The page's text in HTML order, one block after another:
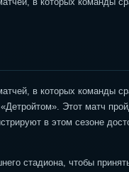
в которых команды
Этот матч
в этом сезоне
стадиона, чтобы